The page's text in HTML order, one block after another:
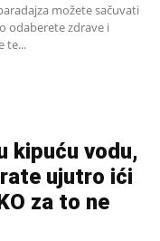
možete sačuvati
odaberete zdrave i
te...
kipuću vodu,
ujutro ići
za to ne